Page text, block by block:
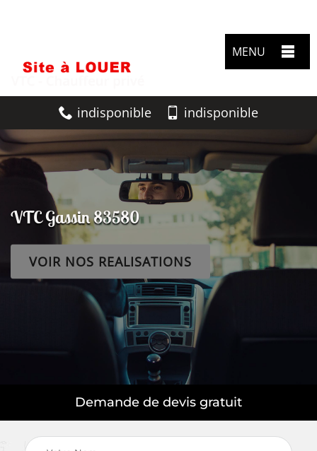
MENU
indisponible indisponible
VTC Gassin 83580
VOIR NOS REALISATIONS
Demande de devis gratuit